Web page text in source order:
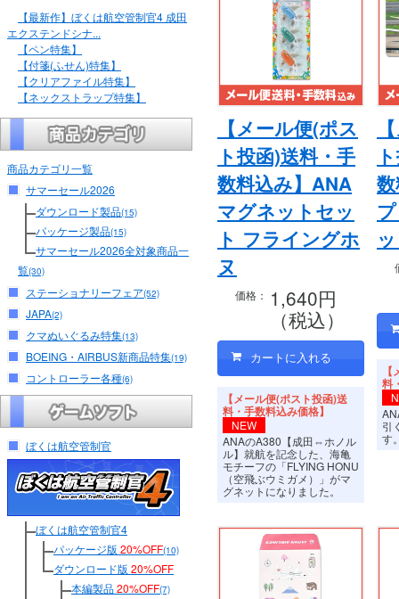
【最新作】ぼくは航空管制官4 成田
エクステンドシナ...
【ペン特集】
【付箋(ふせん)特集】
【クリアファイル特集】
【ネックストラップ特集】
商品カテゴリ一覧
サマーセール2026
ダウンロード製品(15)
パッケージ製品(15)
サマーセール2026全対象商品一
覧(30)
ステーショナリーフェア(52)
JAPA(2)
クマぬいぐるみ特集(13)
BOEING・AIRBUS新商品特集(19)
コントローラー各種(6)
ぼくは航空管制官
ぼくは航空管制官4
パッケージ版 20%OFF(10)
ダウンロード版 20%OFF
本編製品20%OFF(7)
【メール便(ポス
ト投函)送料・手
数料込み】ANA
マグネットセッ
ト フライングホ
ヌ
価格： 1,640円
（税込）
【メール便(ポスト投函)送
料・手数料込み価格】
NEW
ANAのA380【成田⇔ホノル
ル】就航を記念した、海亀
モチーフの「FLYING HONU
（空飛ぶウミガメ）」がマ
グネットになりました。
料
引
す